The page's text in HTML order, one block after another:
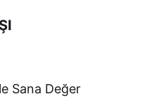
Sana Değer